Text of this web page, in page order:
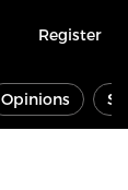
Register
Opinions